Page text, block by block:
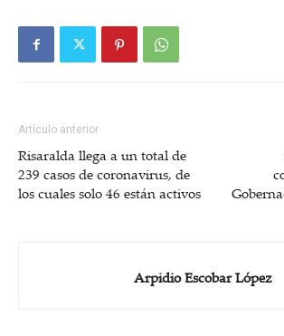
Artículo anterior
Risaralda llega a un total de
239 casos de coronavirus, de
los cuales solo 46 están activos
Arpidio Escobar López